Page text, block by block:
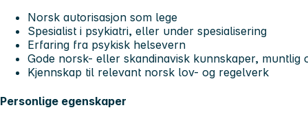
Norsk autorisasjon som lege
Spesialist i psykiatri, eller under spesialisering
Erfaring fra psykisk helsevern
Gode norsk- eller skandinavisk kunnskaper, muntlig
Kjennskap til relevant norsk lov- og regelverk
Personlige egenskaper